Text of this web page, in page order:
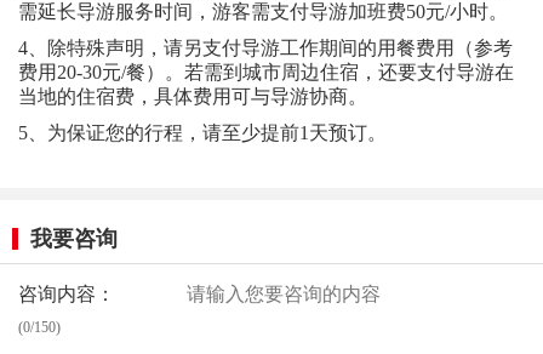
需延长导游服务时间，游客需支付导游加班费50元/小时。
4、除特殊声明，请另支付导游工作期间的用餐费用（参考
费用20-30元/餐）。若需到城市周边住宿，还要支付导游在
当地的住宿费，具体费用可与导游协商。
5、为保证您的行程，请至少提前1天预订。
我要咨询
咨询内容：
(0/150)